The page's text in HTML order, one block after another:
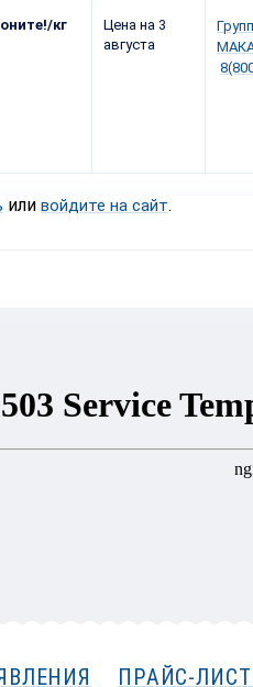
кг
Цена на 3
августа
или войдите на сайт.
ПРАЙС-